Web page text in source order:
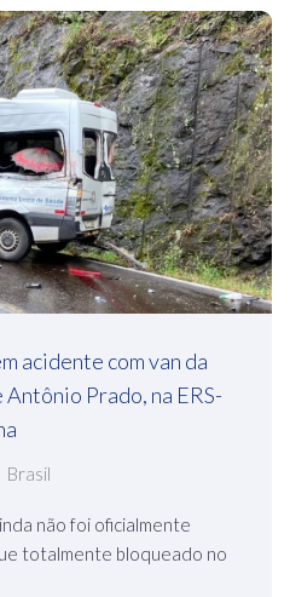
acidente com van da
Prado, na ERS-
Brasil
não foi oficialmente
totalmente bloqueado no